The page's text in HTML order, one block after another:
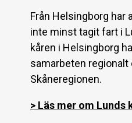
Från Helsingborg
inte minst tagit fart i
kåren i Helsingborg
samarbeten
Skåneregionen.
> Läs mer om